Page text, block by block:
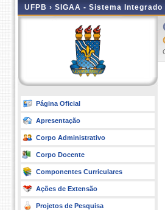
UFPB › SIGAA - Sistema
Página Oficial
Apresentação
Corpo Administrativo
Corpo Docente
Componentes Curriculares
Ações de Extensão
Projetos de Pesquisa